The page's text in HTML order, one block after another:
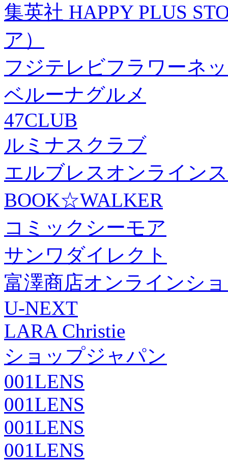
集英社 HAPPY PLUS
ア）
フジテレビフラワーネ
ベルーナグルメ
47CLUB
ルミナスクラブ
エルブレスオンライン
BOOK☆WALKER
コミックシーモア
サンワダイレクト
富澤商店オンラインシ
U-NEXT
LARA Christie
ショップジャパン
001LENS
001LENS
001LENS
001LENS